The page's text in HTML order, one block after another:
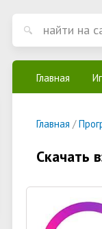
Главная
Главная /
Скачать